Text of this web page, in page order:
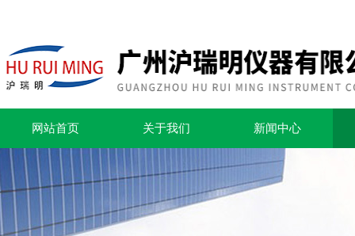
网站首页 关于我们 新闻中心